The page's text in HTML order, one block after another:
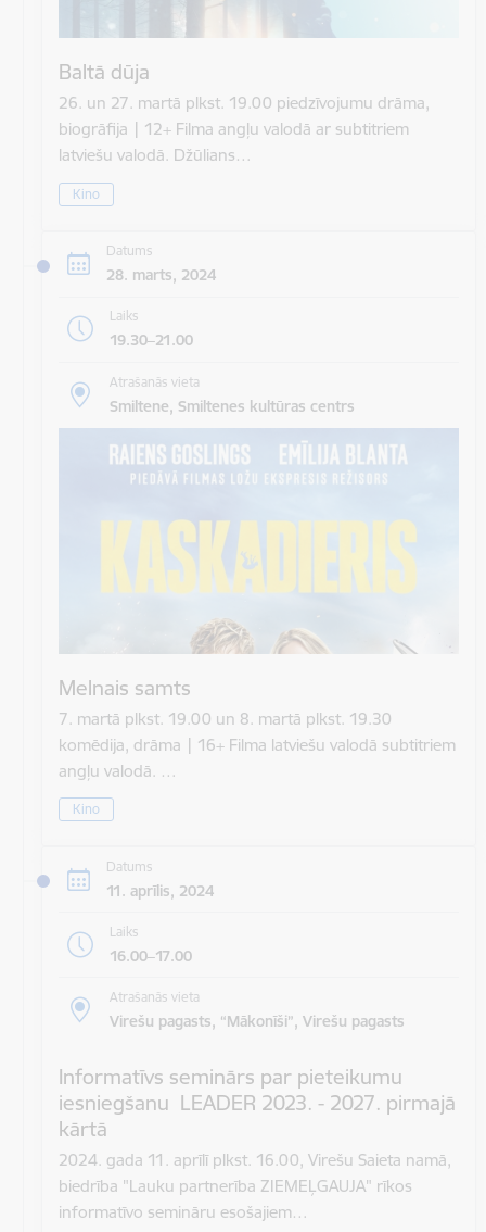
Baltā dūja
26. un 27. martā plkst. 19.00 piedzīvojumu drāma,
biogrāfija | 12+ Filma angļu valodā ar subtitriem
latviešu valodā. Džūlians…
Kino
Datums
28. marts, 2024
Laiks
19.30–21.00
Atrašanās vieta
Smiltene, Smiltenes kultūras centrs
Melnais samts
7. martā plkst. 19.00 un 8. martā plkst. 19.30
komēdija, drāma | 16+ Filma latviešu valodā subtitriem
angļu valodā. …
Kino
Datums
11. aprīlis, 2024
Laiks
16.00–17.00
Atrašanās vieta
Virešu pagasts, “Mākonīši”, Virešu pagasts
Informatīvs seminārs par pieteikumu
iesniegšanu LEADER 2023. - 2027. pirmajā
kārtā
2024. gada 11. aprīlī plkst. 16.00, Virešu Saieta namā,
biedrība "Lauku partnerība ZIEMEĻGAUJA" rīkos
informatīvo semināru esošajiem…